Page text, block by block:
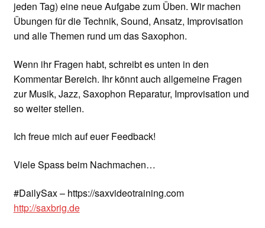
jeden Tag) eine neue Aufgabe zum Üben. Wir machen
Übungen für die Technik, Sound, Ansatz, Improvisation
und alle Themen rund um das Saxophon.
Wenn ihr Fragen habt, schreibt es unten in den
Kommentar Bereich. Ihr könnt auch allgemeine Fragen
zur Musik, Jazz, Saxophon Reparatur, Improvisation und
so weiter stellen.
Ich freue mich auf euer Feedback!
Viele Spass beim Nachmachen…
#DailySax – https://saxvideotraining.com
http://saxbrig.de